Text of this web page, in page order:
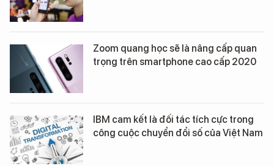
Zoom quang học sẽ là nâng cấp quan
trọng trên smartphone cao cấp 2020
IBM cam kết là đối tác tích cực trong
công cuộc chuyển đổi số của Việt Nam